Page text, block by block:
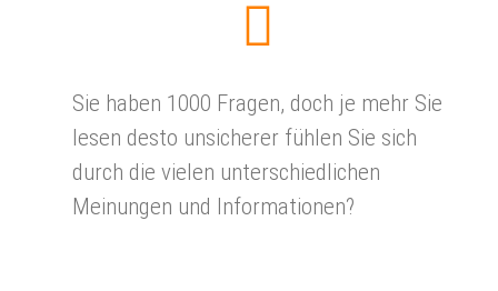
Sie haben 1000 Fragen, doch je mehr Sie
lesen desto unsicherer fühlen Sie sich
durch die vielen unterschiedlichen
Meinungen und Informationen?